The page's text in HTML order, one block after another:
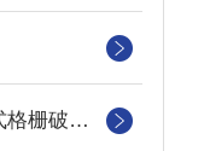
PZG型转鼓式格栅破碎机